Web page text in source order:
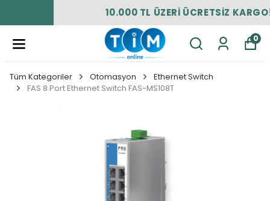
10.000 TL ÜZERİ ÜCRETSİZ KARGO!
0
Tüm Kategoriler Otomasyon
Ethernet Switch
FAS 8 Port Ethernet Switch FAS-MS108T